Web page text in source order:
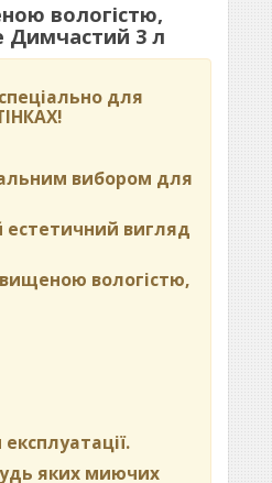
вологістю,
Димчастий 3 л
для
!
вибором для
естетичний вигляд
вологістю,
яких миючих